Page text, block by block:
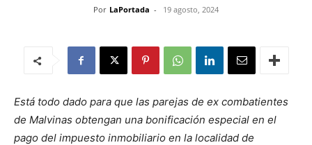
Por LaPortada - 19 agosto, 2024
Está todo dado para que las parejas de ex combatientes
de Malvinas obtengan una bonificación especial en el
pago del impuesto inmobiliario en la localidad de